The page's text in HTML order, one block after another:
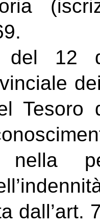
del 12
nella
dall’art.